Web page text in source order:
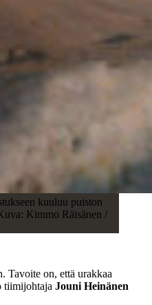
kuuluu puiston
Kimmo Räisänen /
Tavoite on, että urakkaa
tiimijohtaja Jouni Heinänen